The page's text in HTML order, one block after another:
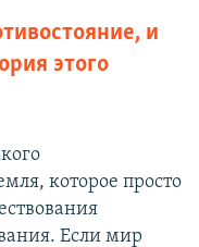
и
этого
которое просто
Если мир